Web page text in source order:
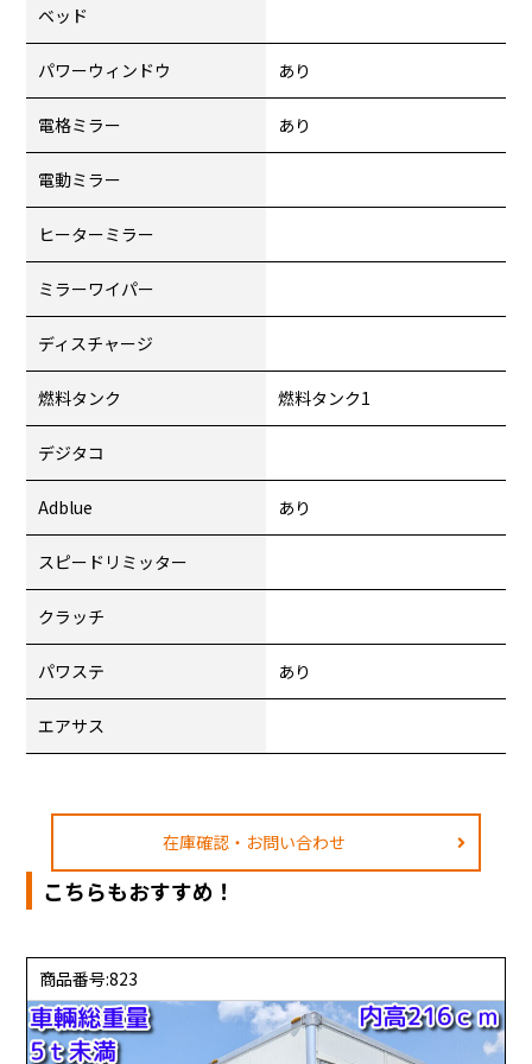
ベッド
パワーウィンドウ あり
電格ミラー あり
電動ミラー
ヒーターミラー
ミラーワイパー
ディスチャージ
燃料タンク 燃料タンク1
デジタコ
Adblue あり
スピードリミッター
クラッチ
パワステ あり
エアサス
在庫確認・お問い合わせ
こちらもおすすめ！
商品番号:823